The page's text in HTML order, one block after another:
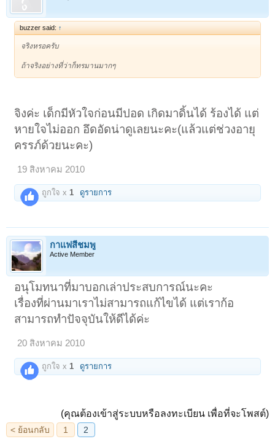
buzzer said: ↑
จริงหรอครับ
ถ้าจริงอย่างที่ว่าก็ทรมานมากๆ
จิงค่ะ เด็กมีหัวใจก่อนมีปอด เกิดมาดิ้นได้ ร้องได้ แต่
หายใจไม่ออก อึดอัดน่าดูเลยนะคะ(แล้วแต่ช่วงอายุ
ครรภ์ด้วยนะคะ)
19 สิงหาคม 2010
ถูกใจ x 1 ดูรายการ
กาแฟสีชมพู
Active Member
อนุโมทนาที่มาบอกเล่าประสบการณ์นะคะ
เรื่องที่ผ่านมาเราไม่สามารถแก้ไขได้ แต่เราก้อ
สามารถทำปัจจุบันให้ดีได้ค่ะ
20 สิงหาคม 2010
ถูกใจ x 1 ดูรายการ
(คุณต้องเข้าสู่ระบบหรือลงทะเบียน เพื่อที่จะโพสต์)